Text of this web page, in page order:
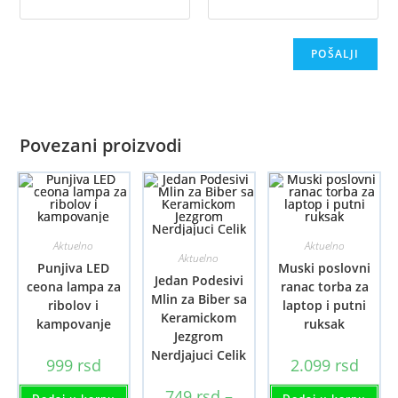
Povezani proizvodi
Aktuelno
Punjiva LED
ceona lampa za
ribolov i
kampovanje
999 rsd
Aktuelno
Jedan Podesivi
Mlin za Biber sa
Keramickom
Jezgrom
Nerdjajuci Celik
Aktuelno
Muski poslovni
ranac torba za
laptop i putni
ruksak
2.099 rsd